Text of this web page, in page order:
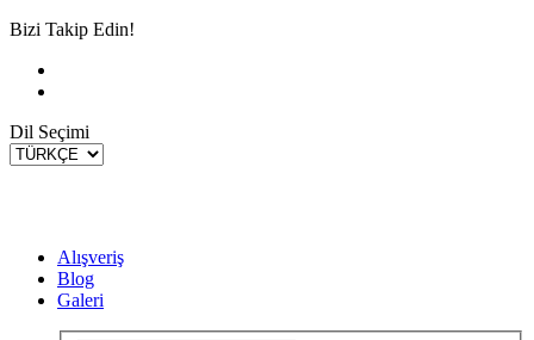
Bizi Takip Edin!
Dil Seçimi
Alışveriş
Blog
Galeri